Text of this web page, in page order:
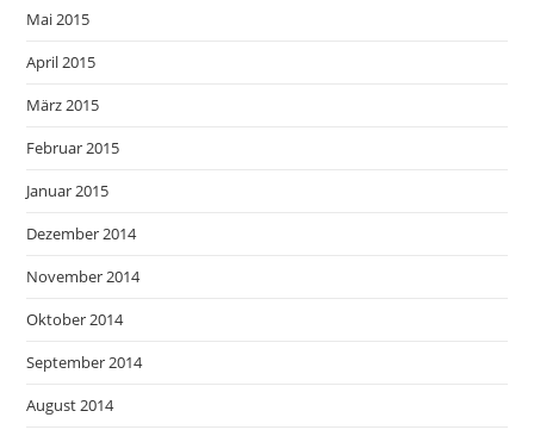
Mai 2015
April 2015
März 2015
Februar 2015
Januar 2015
Dezember 2014
November 2014
Oktober 2014
September 2014
August 2014